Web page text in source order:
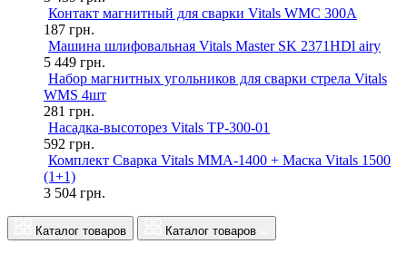
Контакт магнитный для сварки Vitals WMC 300A
187 грн.
Машина шлифовальная Vitals Master SK 2371HDl airy
5 449 грн.
Набор магнитных угольников для сварки стрела Vitals
WMS 4шт
281 грн.
Насадка-высоторез Vitals TP-300-01
592 грн.
Комплект Сварка Vitals MMA-1400 + Маска Vitals 1500
(1+1)
3 504 грн.
Каталог товаров Каталог товаров